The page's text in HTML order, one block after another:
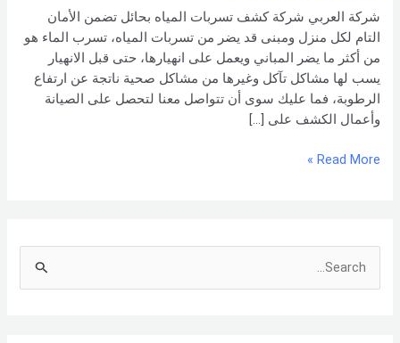
شركة العربي شركة كشف تسربات المياه بحائل تضمن الأمان
التام لكل منزل ومبنى قد يضر من تسربات المياه، تسرب الماء هو
من أكثر ما يضر المباني ويعمل على انهيارها، حتى قبل الانهيار
يسب لها مشاكل تآكل وغيرها من مشاكل صحية ناتجة عن ارتفاع
الرطوبة، فما عليك سوى أن تتواصل معنا لتحصل على الصيانة
وأعمال الكشف على […]
بنا –
شركة العربي
Read More »